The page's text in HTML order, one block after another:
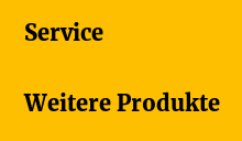
Goldener Schmetterling
Unsere Videos
Service
Adressänderung melden
Weitere Produkte